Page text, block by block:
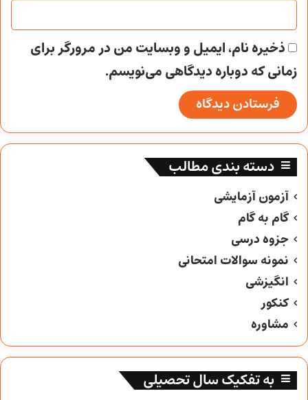
ذخیره نام، ایمیل و وبسایت من در مرورگر برای
زمانی که دوباره دیدگاهی می‌نویسم.
دسته بندی مطالب
آزمون آزمایشی
گام به گام
جزوه درسی
نمونه سوالات امتحانی
انگیزشی
کنکور
مشاوره
به تفکیک سال تحصیلی